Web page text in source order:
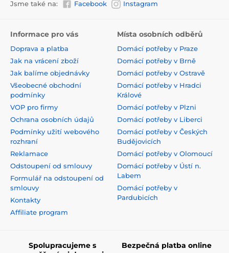
Jsme také na: Facebook Instagram
Informace pro vás
Doprava a platba
Jak na vrácení zboží
Jak balíme objednávky
Všeobecné obchodní
podmínky
VOP pro firmy
Ochrana osobních údajů
Podmínky užití webového
rozhraní
Reklamace
Odstoupení od smlouvy
Formulář na odstoupení od
smlouvy
Kontakty
Affiliate program
Místa osobních odběrů
Domácí potřeby v Praze
Domácí potřeby v Brně
Domácí potřeby v Ostravě
Domácí potřeby v Hradci
Králové
Domácí potřeby v Plzni
Domácí potřeby v Liberci
Domácí potřeby v Českých
Budějovicích
Domácí potřeby v Olomoucí
Domácí potřeby v Ústí n.
Labem
Domácí potřeby v
Pardubicích
Spolupracujeme s
Bezpečná platba online